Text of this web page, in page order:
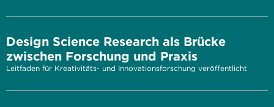
Design Science Research als Brücke
zwischen Forschung und Praxis
Leitfaden für Kreativitäts- und Innovationsforschung veröffentlicht